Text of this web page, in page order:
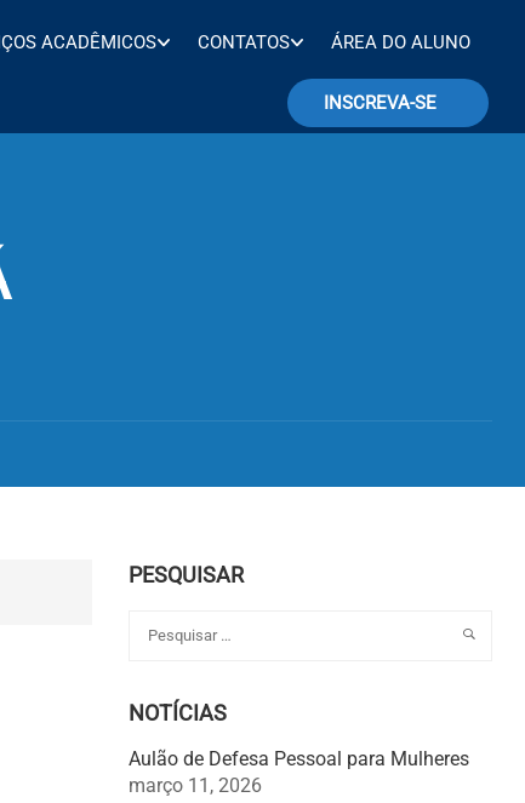
ACADÊMICOS CONTATOS ÁREA DO ALUNO
INSCREVA-SE
PESQUISAR
NOTÍCIAS
Aulão de Defesa Pessoal para Mulheres
março 11, 2026